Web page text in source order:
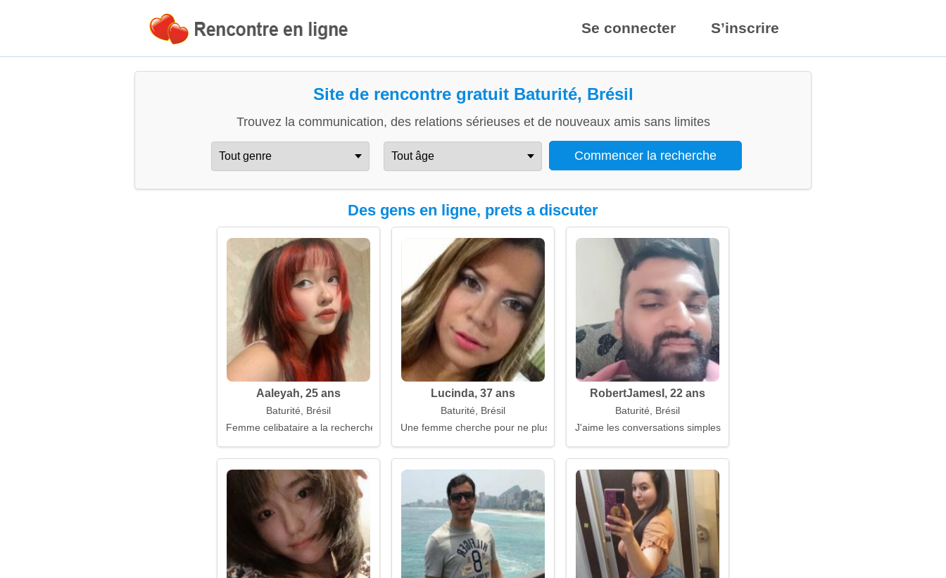
Se connecter S’inscrire
Site de rencontre gratuit Baturité, Brésil
Trouvez la communication, des relations sérieuses et de nouveaux amis sans limites
Des gens en ligne, prets a discuter
Aaleyah, 25 ans
Baturité, Brésil
Femme celibataire a la recherche d'un mari
Lucinda, 37 ans
Baturité, Brésil
Une femme cherche pour ne plus chercher
RobertJamesI, 22 ans
Baturité, Brésil
J'aime les conversations simples et honnêtes